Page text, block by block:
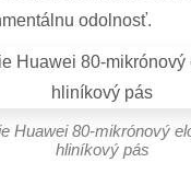
odolnosť.
Huawei 80-mikrónový
hliníkový pás